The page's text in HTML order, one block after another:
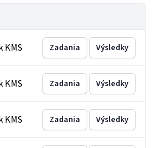
KMS Zadania Výsledky
KMS Zadania Výsledky
KMS Zadania Výsledky